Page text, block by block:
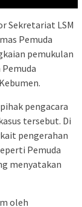
Sekretariat LSM
Pemuda
pemukulan
pengacara
tersebut. Di
pengerahan
Pemuda
menyatakan
oleh